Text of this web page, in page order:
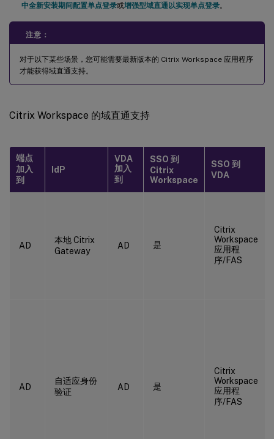
中全新安装期间配置单点登录或增强型域直通以实现单点登录。
注意：
对于以下某些场景，您可能需要最新版本的 Citrix Workspace 应用程序
才能获得域直通支持。
Citrix Workspace 的域直通支持
端点
加入
到
IdP
VDA
加入
到
SSO 到
Citrix
Workspace
SSO 到
VDA
AD
本地 Citrix
Gateway
AD 是
Citrix
Workspace
应用程
序/FAS
AD
自适应身份
验证
AD 是
Citrix
Workspace
应用程
序/FAS